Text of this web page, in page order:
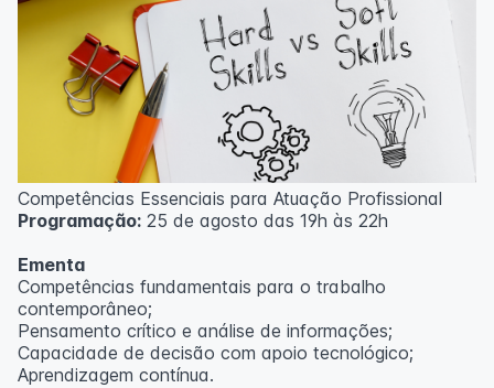
Competências Essenciais para Atuação Profissional
Programação: 25 de agosto das 19h às 22h
Ementa
Competências fundamentais para o trabalho
contemporâneo;
Pensamento crítico e análise de informações;
Capacidade de decisão com apoio tecnológico;
Aprendizagem contínua.